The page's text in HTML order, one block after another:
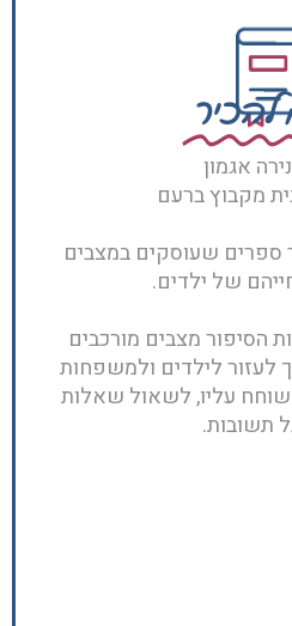
להכיר
אגמון
מקבוץ ברעם
ספרים שעוסקים במצבים
של ילדים.
הסיפור מצבים מורכבים
לעזור לילדים ולמשפחות
עליו, לשאול שאלות
תשובות.